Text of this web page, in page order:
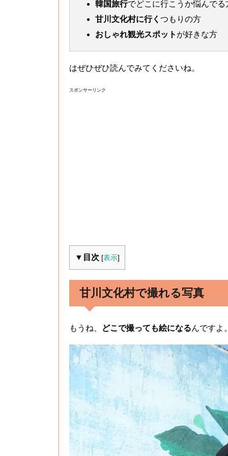
韓国旅行でどこに行こうか悩んでる
甘川文化村に行く つもりの方
おしゃれ観光スポット が好きな方
はぜひぜひ読んでみてくださいね。
スポンサーリンク
▼目次 [表示]
甘川文化村で撮れる写真
もうね、 どこで撮っても絵になるんですよ